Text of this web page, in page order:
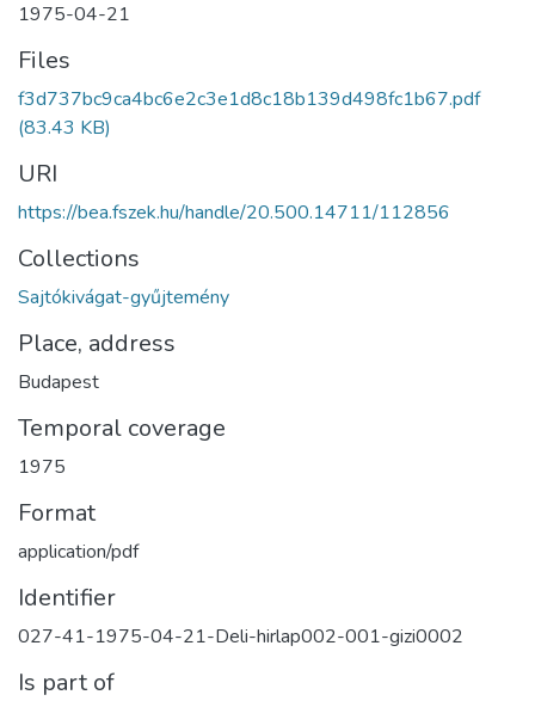
1975-04-21
Files
f3d737bc9ca4bc6e2c3e1d8c18b139d498fc1b67.pdf
(83.43 KB)
URI
https://bea.fszek.hu/handle/20.500.14711/112856
Collections
Sajtókivágat-gyűjtemény
Place, address
Budapest
Temporal coverage
1975
Format
application/pdf
Identifier
027-41-1975-04-21-Deli-hirlap002-001-gizi0002
Is part of